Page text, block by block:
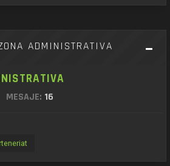
ADMINISTRATIVA
MESAJE: 16